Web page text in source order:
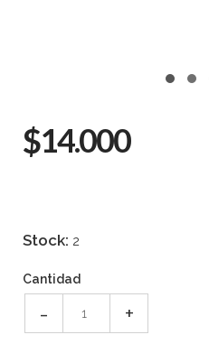
$14.000
Stock: 2
Cantidad
- +